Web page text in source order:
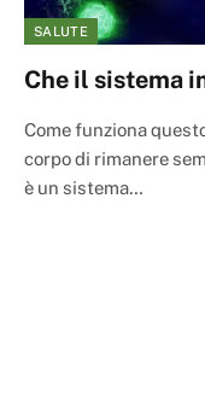
SALUTE
Che il sistema
Come funziona
corpo di rimanere
è un sistema…